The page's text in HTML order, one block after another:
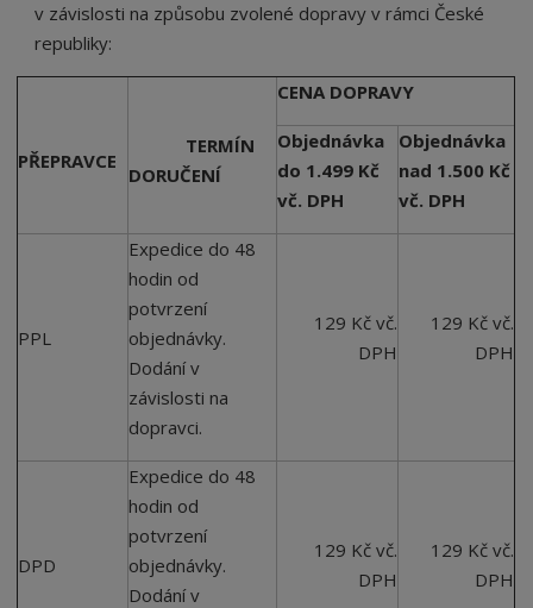
v závislosti na způsobu zvolené dopravy v rámci České
republiky:
PŘEPRAVCE
TERMÍN
DORUČENÍ
CENA DOPRAVY
Objednávka
do 1.499 Kč
vč. DPH
Objednávka
nad 1.500 Kč
vč. DPH
PPL
Expedice do 48
hodin od
potvrzení
objednávky.
Dodání v
závislosti na
dopravci.
129 Kč vč.
DPH
129 Kč vč.
DPH
DPD
Expedice do 48
hodin od
potvrzení
objednávky.
Dodání v
129 Kč vč.
DPH
129 Kč vč.
DPH